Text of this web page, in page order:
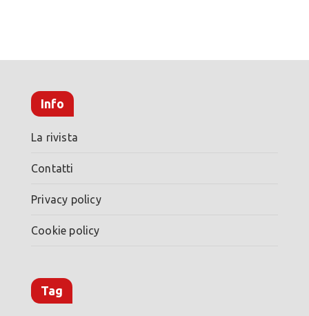
Info
La rivista
Contatti
Privacy policy
Cookie policy
Tag